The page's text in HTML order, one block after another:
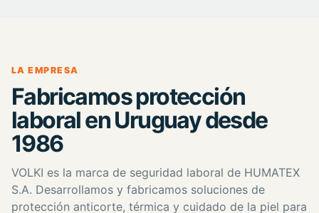
LA EMPRESA
Fabricamos protección
laboral en Uruguay desde
1986
VOLKI es la marca de seguridad laboral de HUMATEX
S.A. Desarrollamos y fabricamos soluciones de
protección anticorte, térmica y cuidado de la piel para